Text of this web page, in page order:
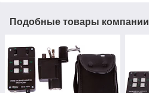
Подобные товары компании